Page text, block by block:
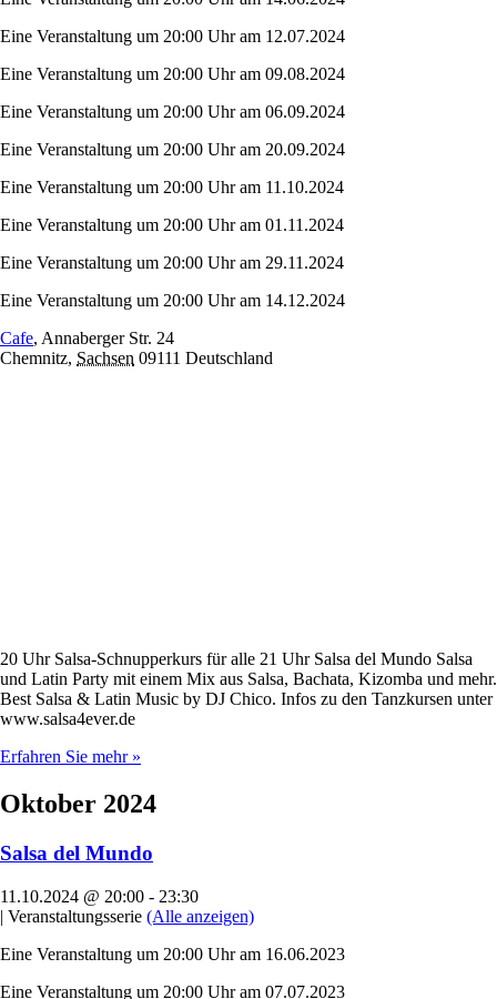
Eine Veranstaltung um 20:00 Uhr am 12.07.2024
Eine Veranstaltung um 20:00 Uhr am 09.08.2024
Eine Veranstaltung um 20:00 Uhr am 06.09.2024
Eine Veranstaltung um 20:00 Uhr am 20.09.2024
Eine Veranstaltung um 20:00 Uhr am 11.10.2024
Eine Veranstaltung um 20:00 Uhr am 01.11.2024
Eine Veranstaltung um 20:00 Uhr am 29.11.2024
Eine Veranstaltung um 20:00 Uhr am 14.12.2024
Cafe, Annaberger Str. 24
Chemnitz, Sachsen 09111 Deutschland
20 Uhr Salsa-Schnupperkurs für alle 21 Uhr Salsa del Mundo Salsa
und Latin Party mit einem Mix aus Salsa, Bachata, Kizomba und mehr.
Best Salsa & Latin Music by DJ Chico. Infos zu den Tanzkursen unter
www.salsa4ever.de
Erfahren Sie mehr »
Oktober 2024
Salsa del Mundo
11.10.2024 @ 20:00 - 23:30
| Veranstaltungsserie (Alle anzeigen)
Eine Veranstaltung um 20:00 Uhr am 16.06.2023
Eine Veranstaltung um 20:00 Uhr am 07.07.2023